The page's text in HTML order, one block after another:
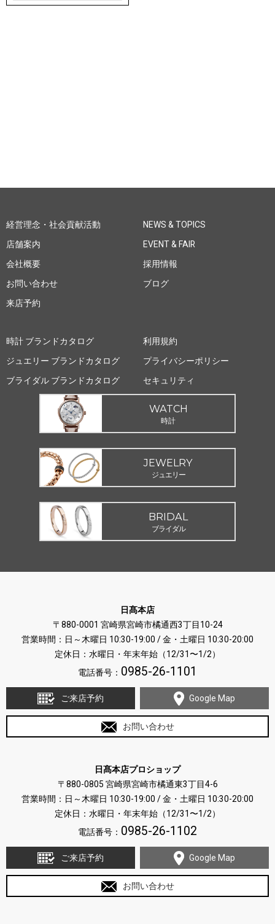
経営理念・社会貢献活動
店舗案内
会社概要
お問い合わせ
来店予約
NEWS & TOPICS
EVENT & FAIR
採用情報
ブログ
時計 ブランドカタログ
ジュエリー ブランドカタログ
ブライダル ブランドカタログ
利用規約
プライバシーポリシー
セキュリティ
WATCH
時計
JEWELRY
ジュエリー
BRIDAL
ブライダル
日髙本店
〒880-0001 宮崎県宮崎市橘通西3丁目10-24
営業時間：日～木曜日 10:30-19:00 / 金・土曜日 10:30-20:00
定休日：水曜日・年末年始（12/31〜1/2）
電話番号： 0985-26-1101
ご来店予約 Google Map
お問い合わせ
日髙本店プロショップ
〒880-0805 宮崎県宮崎市橘通東3丁目4-6
営業時間：日～木曜日 10:30-19:00 / 金・土曜日 10:30-20:00
定休日：水曜日・年末年始（12/31〜1/2）
電話番号： 0985-26-1102
ご来店予約 Google Map
お問い合わせ